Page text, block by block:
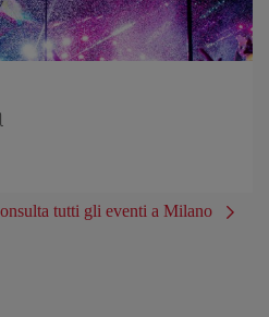
tutti gli eventi a Milano